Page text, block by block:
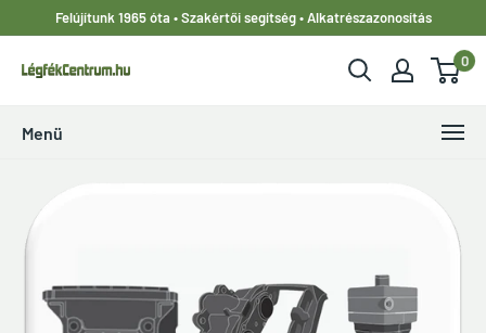
tartalomhoz
Felújítunk 1965 óta • Szakértői segítség • Alkatrészazonosítás
LegfekCentrum.hu
0
Menü